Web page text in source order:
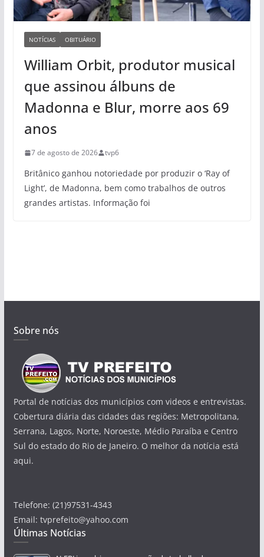
NOTÍCIAS OBITUÁRIO
William Orbit, produtor musical
que assinou álbuns de
Madonna e Blur, morre aos 69
anos
7 de agosto de 2026 tvp6
Britânico ganhou notoriedade por produzir o ‘Ray of
Light’, de Madonna, bem como trabalhos de outros
grandes artistas. Informação foi
Sobre nós
Portal de notícias dos municípios com videos e entrevistas.
Cobertura diária das cidades das regiões: Metropolitana,
Serrana, Lagos, Norte, Noroeste, Médio Paraíba e Centro
Sul do estado do Rio de Janeiro. O melhor da notícia está
aqui.
Telefone: (21)97531-4343
Email: tvprefeito@yahoo.com
Últimas Notícias